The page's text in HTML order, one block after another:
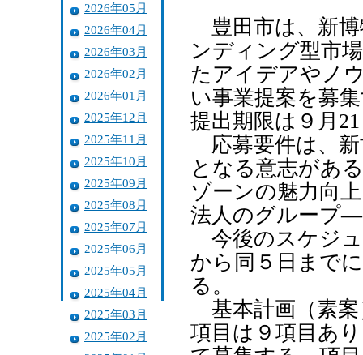
2026年05月
2026年04月
2026年03月
2026年02月
2026年01月
2025年12月
2025年11月
2025年10月
2025年09月
2025年08月
2025年07月
2025年06月
2025年05月
2025年04月
2025年03月
2025年02月
豊田市は、新博
ンディング型市
たアイデアやノ
い事業提案を募
提出期限は９月
応募要件は、新
となる意志があ
ゾーンの魅力向
法人のグループ
今後のスケジ
から同５日まで
る。
基本計画（素
項目は９項目あ